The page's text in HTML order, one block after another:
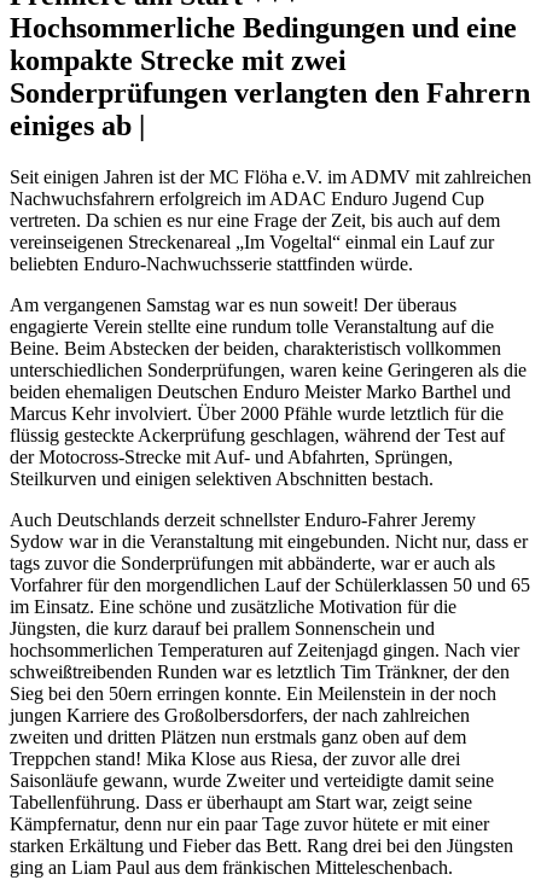
Hochsommerliche Bedingungen und eine
kompakte Strecke mit zwei
Sonderprüfungen verlangten den Fahrern
einiges ab |
Seit einigen Jahren ist der MC Flöha e.V. im ADMV mit zahlreichen
Nachwuchsfahrern erfolgreich im ADAC Enduro Jugend Cup
vertreten. Da schien es nur eine Frage der Zeit, bis auch auf dem
vereinseigenen Streckenareal „Im Vogeltal“ einmal ein Lauf zur
beliebten Enduro-Nachwuchsserie stattfinden würde.
Am vergangenen Samstag war es nun soweit! Der überaus
engagierte Verein stellte eine rundum tolle Veranstaltung auf die
Beine. Beim Abstecken der beiden, charakteristisch vollkommen
unterschiedlichen Sonderprüfungen, waren keine Geringeren als die
beiden ehemaligen Deutschen Enduro Meister Marko Barthel und
Marcus Kehr involviert. Über 2000 Pfähle wurde letztlich für die
flüssig gesteckte Ackerprüfung geschlagen, während der Test auf
der Motocross-Strecke mit Auf- und Abfahrten, Sprüngen,
Steilkurven und einigen selektiven Abschnitten bestach.
Auch Deutschlands derzeit schnellster Enduro-Fahrer Jeremy
Sydow war in die Veranstaltung mit eingebunden. Nicht nur, dass er
tags zuvor die Sonderprüfungen mit abbänderte, war er auch als
Vorfahrer für den morgendlichen Lauf der Schülerklassen 50 und 65
im Einsatz. Eine schöne und zusätzliche Motivation für die
Jüngsten, die kurz darauf bei prallem Sonnenschein und
hochsommerlichen Temperaturen auf Zeitenjagd gingen. Nach vier
schweißtreibenden Runden war es letztlich Tim Tränkner, der den
Sieg bei den 50ern erringen konnte. Ein Meilenstein in der noch
jungen Karriere des Großolbersdorfers, der nach zahlreichen
zweiten und dritten Plätzen nun erstmals ganz oben auf dem
Treppchen stand! Mika Klose aus Riesa, der zuvor alle drei
Saisonläufe gewann, wurde Zweiter und verteidigte damit seine
Tabellenführung. Dass er überhaupt am Start war, zeigt seine
Kämpfernatur, denn nur ein paar Tage zuvor hütete er mit einer
starken Erkältung und Fieber das Bett. Rang drei bei den Jüngsten
ging an Liam Paul aus dem fränkischen Mitteleschenbach.